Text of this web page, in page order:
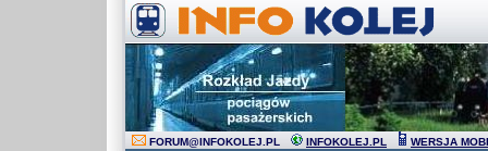
FORUM@INFOKOLEJ.PL INFOKOLEJ.PL WERSJA